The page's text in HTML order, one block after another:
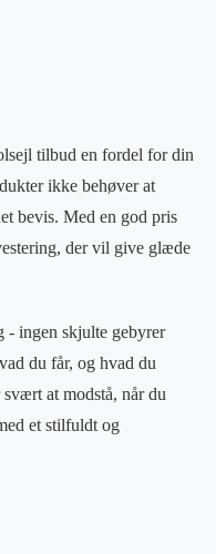
tilbud en fordel for din
ikke behøver at
bevis. Med en god pris
der vil give glæde
- ingen skjulte gebyrer
du får, og hvad du
at modstå, når du
et stilfuldt og